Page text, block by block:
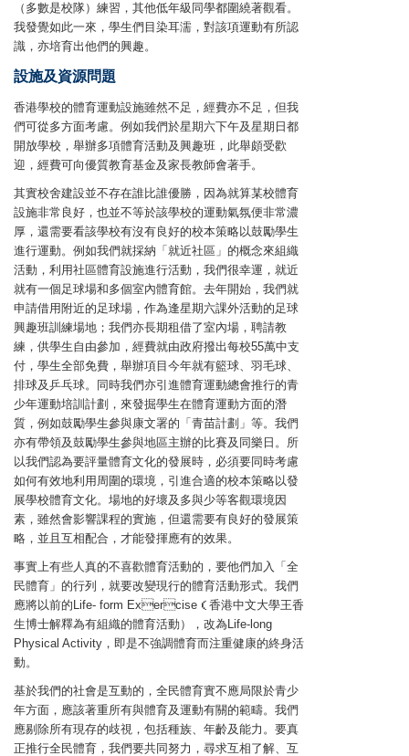
（多數是校隊）練習，其他低年級同學都圍繞著觀看。
我發覺如此一來，學生們目染耳濡，對該項運動有所認
識，亦培育出他們的興趣。
設施及資源問題
香港學校的體育運動設施雖然不足，經費亦不足，但我
們可從多方面考慮。例如我們於星期六下午及星期日都
開放學校，舉辦多項體育活動及興趣班，此舉頗受歡
迎，經費可向優質教育基金及家長教師會著手。
其實校舍建設並不存在誰比誰優勝，因為就算某校體育
設施非常良好，也並不等於該學校的運動氣氛便非常濃
厚，還需要看該學校有沒有良好的校本策略以鼓勵學生
進行運動。例如我們就採納「就近社區」的概念來組織
活動，利用社區體育設施進行活動，我們很幸運，就近
就有一個足球場和多個室內體育館。去年開始，我們就
申請借用附近的足球場，作為逢星期六課外活動的足球
興趣班訓練場地；我們亦長期租借了室內場，聘請教
練，供學生自由參加，經費就由政府撥出每校55萬中支
付，學生全部免費，舉辦項目今年就有籃球、羽毛球、
排球及乒乓球。同時我們亦引進體育運動總會推行的青
少年運動培訓計劃，來發掘學生在體育運動方面的潛
質，例如鼓勵學生參與康文署的「青苗計劃」等。我們
亦有帶領及鼓勵學生參與地區主辦的比賽及同樂日。所
以我們認為要評量體育文化的發展時，必須要同時考慮
如何有效地利用周圍的環境，引進合適的校本策略以發
展學校體育文化。場地的好壞及多與少等客觀環境因
素，雖然會影響課程的實施，但還需要有良好的發展策
略，並且互相配合，才能發揮應有的效果。
事實上有些人真的不喜歡體育活動的，要他們加入「全
民體育」的行列，就要改變現行的體育活動形式。我們
應將以前的Life- form Exercise（香港中文大學王香
生博士解釋為有組織的體育活動），改為Life-long
Physical Activity，即是不強調體育而注重健康的終身活
動。
基於我們的社會是互動的，全民體育實不應局限於青少
年方面，應該著重所有與體育及運動有關的範疇。我們
應剔除所有現存的歧視，包括種族、年齡及能力。要真
正推行全民體育，我們要共同努力，尋求互相了解、互